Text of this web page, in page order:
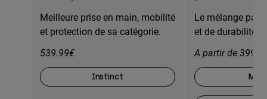
Meilleure prise en main, mobilité
et protection de sa catégorie.
539.99€
Instinct
Le mélange
et de durabilité
A partir de